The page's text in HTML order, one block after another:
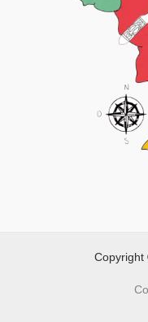
Copyright